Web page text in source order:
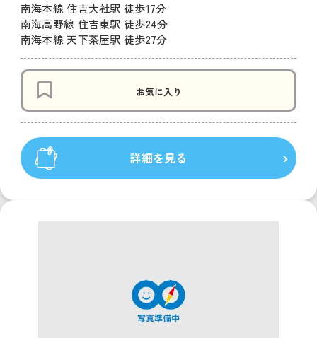
南海本線 住吉大社駅 徒歩17分
南海高野線 住吉東駅 徒歩24分
南海本線 天下茶屋駅 徒歩27分
お気に入り
詳細を見る